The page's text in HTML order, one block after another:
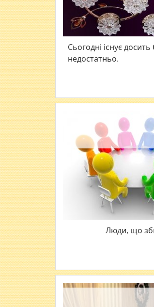
Сьогодні існує
недостатньо.
Люди, що